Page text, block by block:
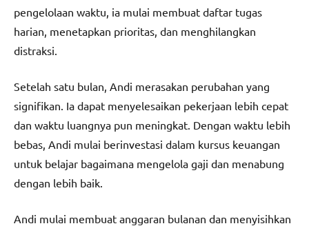
pengelolaan waktu, ia mulai membuat daftar tugas
harian, menetapkan prioritas, dan menghilangkan
distraksi.
Setelah satu bulan, Andi merasakan perubahan yang
signifikan. Ia dapat menyelesaikan pekerjaan lebih cepat
dan waktu luangnya pun meningkat. Dengan waktu lebih
bebas, Andi mulai berinvestasi dalam kursus keuangan
untuk belajar bagaimana mengelola gaji dan menabung
dengan lebih baik.
Andi mulai membuat anggaran bulanan dan menyisihkan